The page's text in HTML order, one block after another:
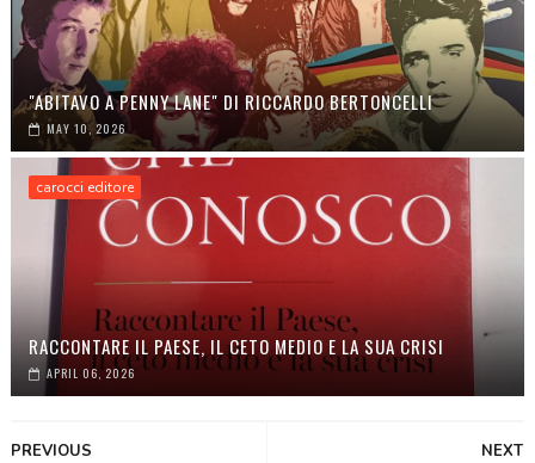
"ABITAVO A PENNY LANE" DI RICCARDO BERTONCELLI
MAY 10, 2026
carocci editore
RACCONTARE IL PAESE, IL CETO MEDIO E LA SUA CRISI
APRIL 06, 2026
NEXT
PREVIOUS